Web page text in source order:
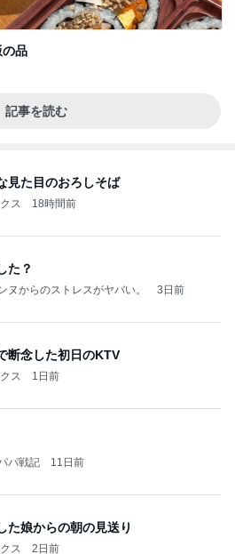
の品
記事を読む
見た目のおろしそば
ス 18時間前
た？
ヌからのストレスがヤバい。 3日前
断念した初日のKTV
ス 1日前
パ戦記 11日前
た娘からの朝の見送り
ス 2日前